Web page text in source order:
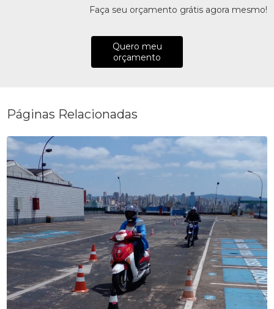
Faça seu orçamento grátis agora mesmo!
Quero meu
orçamento
Páginas Relacionadas